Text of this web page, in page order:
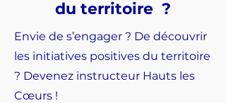
du territoire ?
Envie de s’engager ? De découvrir
les initiatives positives du territoire
? Devenez instructeur Hauts les
Cœurs !